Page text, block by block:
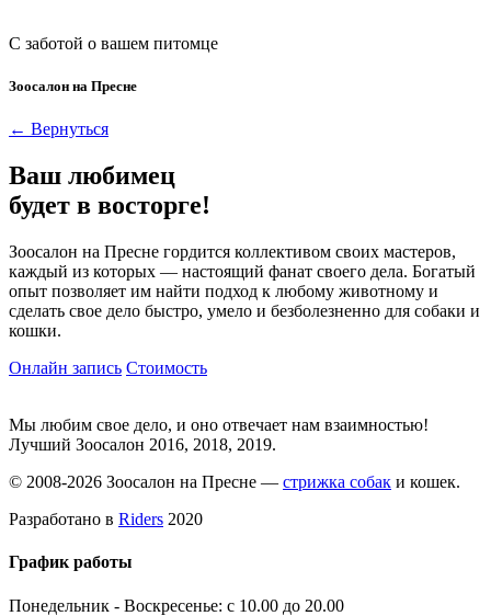
С заботой о вашем питомце
Зоосалон на Пресне
← Вернуться
Ваш любимец
будет в восторге!
Зоосалон на Пресне гордится коллективом своих мастеров,
каждый из которых — настоящий фанат своего дела. Богатый
опыт позволяет им найти подход к любому животному и
сделать свое дело быстро, умело и безболезненно для собаки и
кошки.
Онлайн запись Стоимость
Мы любим свое дело, и оно отвечает нам взаимностью!
Лучший Зоосалон 2016, 2018, 2019.
© 2008-2026 Зоосалон на Пресне — стрижка собак и кошек.
Разработано в Riders 2020
График работы
Понедельник - Воскресенье: с 10.00 до 20.00